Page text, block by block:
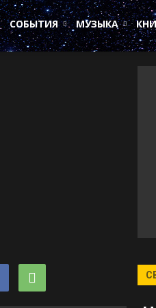
СОБЫТИЯ МУЗЫКА